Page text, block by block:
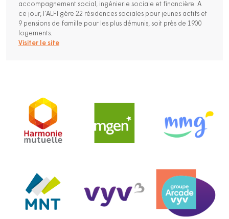
accompagnement social, ingénierie sociale et financière. A
ce jour, l’ALFI gère 22 résidences sociales pour jeunes actifs et
9 pensions de famille pour les plus démunis, soit près de 1900
logements.
Visiter le site